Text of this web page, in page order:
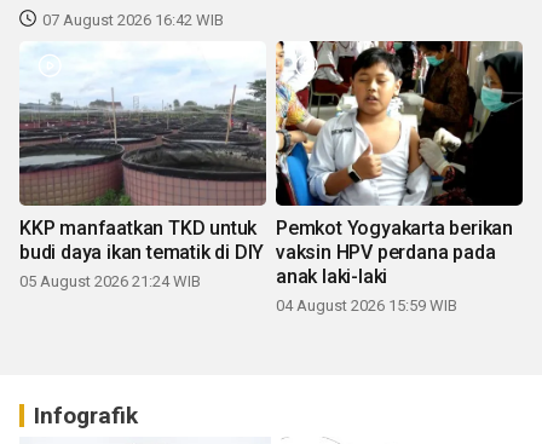
07 August 2026 16:42 WIB
KKP manfaatkan TKD untuk
budi daya ikan tematik di DIY
05 August 2026 21:24 WIB
Pemkot Yogyakarta berikan
vaksin HPV perdana pada
anak laki-laki
04 August 2026 15:59 WIB
Infografik